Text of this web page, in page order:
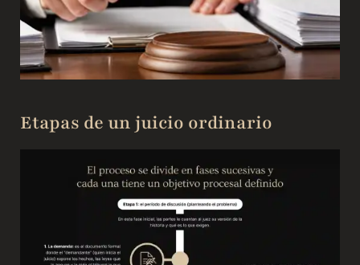
Etapas de un juicio ordinario